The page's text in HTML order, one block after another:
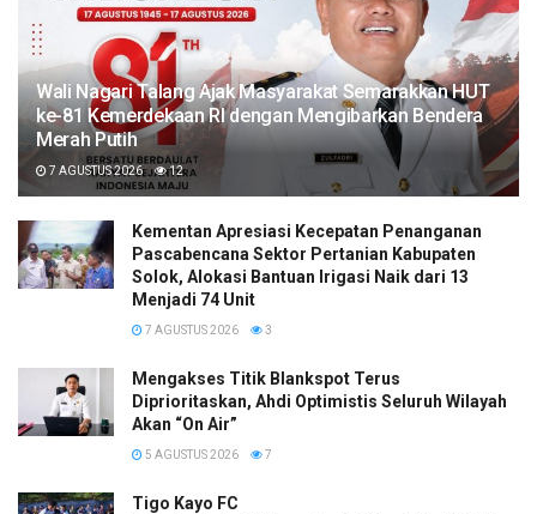
Wali Nagari Talang Ajak Masyarakat Semarakkan HUT
ke-81 Kemerdekaan RI dengan Mengibarkan Bendera
Merah Putih
7 AGUSTUS 2026 12
Kementan Apresiasi Kecepatan Penanganan
Pascabencana Sektor Pertanian Kabupaten
Solok, Alokasi Bantuan Irigasi Naik dari 13
Menjadi 74 Unit
7 AGUSTUS 2026 3
Mengakses Titik Blankspot Terus
Diprioritaskan, Ahdi Optimistis Seluruh Wilayah
Akan “On Air”
5 AGUSTUS 2026 7
Tigo Kayo FC